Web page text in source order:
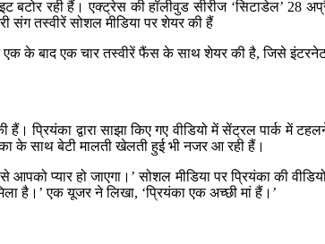
बटोर रही हैं। एक्ट्रेस की हॉलीवुड सीरीज ‘सिटाडेल’ 28
संग तस्वीरें सोशल मीडिया पर शेयर की हैं
के बाद एक चार तस्वीरें फैंस के साथ शेयर की है, जिसे इंटरनेट
प्रियंका द्वारा साझा किए गए वीडियो में सेंट्रल पार्क में
के साथ बेटी मालती खेलती हुई भी नजर आ रही हैं।
प्यार हो जाएगा।’ सोशल मीडिया पर प्रियंका की
है।’ एक यूजर ने लिखा, ‘प्रियंका एक अच्छी मां हैं।’